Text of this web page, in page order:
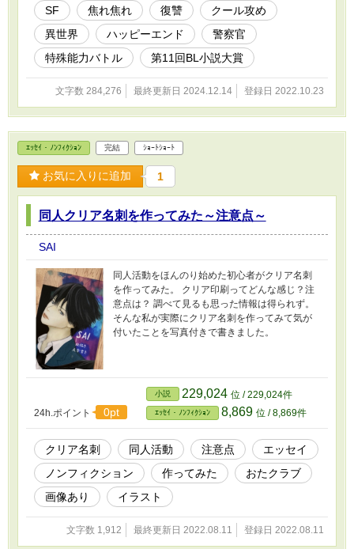
で樹は戦うことを誓った。 全ては妹の仇を取る
ために。 パラレルワールド、異能力バトルSF小
説 ※ 表紙の絵が間に合わなかったので、ちょ
こちょこ表紙も更新します(汗) ※ R18にはなっ
ておりますが、前半は性描写はありません。性
描写がある回には☆マークをつけてあり
ま す。
SF 焦れ焦れ 復讐
クール攻め
異世界
ハッピーエンド
警察官
特殊能力バトル
第11回BL小説大賞
文字数 284,276 最終更新日 2024.12.14 登録日 2022.10.23
ｴｯｾｲ・ﾉﾝﾌｨｸｼｮﾝ 完結 ｼｮｰﾄｼｮｰﾄ
お気に入りに追加 1
同人クリア名刺を作ってみた～注意点～
SAI
同人活動をほんのり始めた初心者がクリア名刺
を作ってみた。 クリア印刷ってどんな感じ？注
意点は？ 調べて見るも思った情報は得られず。
そんな私が実際にクリア名刺を作ってみて気が
付いたことを写真付きで書きました。
24h.ポイント 0pt
小説 229,024 位 / 229,024件
ｴｯｾｲ・ﾉﾝﾌｨｸｼｮﾝ 8,869 位 / 8,869件
クリア名刺 同人活動 注意点
エッセイ
ノンフィクション
作ってみた
おたクラブ
画像あり
イラスト
文字数 1,912 最終更新日 2022.08.11 登録日 2022.08.11